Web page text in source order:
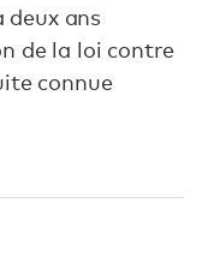
deux ans
de la loi contre
connue